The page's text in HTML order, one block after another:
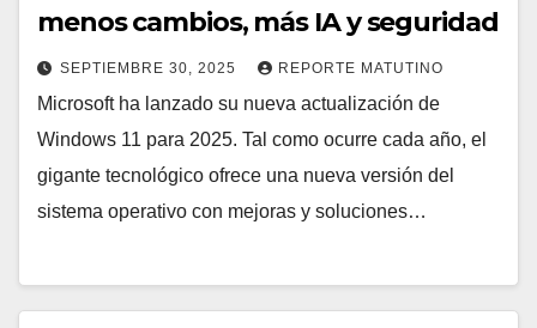
menos cambios, más IA y seguridad
SEPTIEMBRE 30, 2025 REPORTE MATUTINO
Microsoft ha lanzado su nueva actualización de
Windows 11 para 2025. Tal como ocurre cada año, el
gigante tecnológico ofrece una nueva versión del
sistema operativo con mejoras y soluciones…